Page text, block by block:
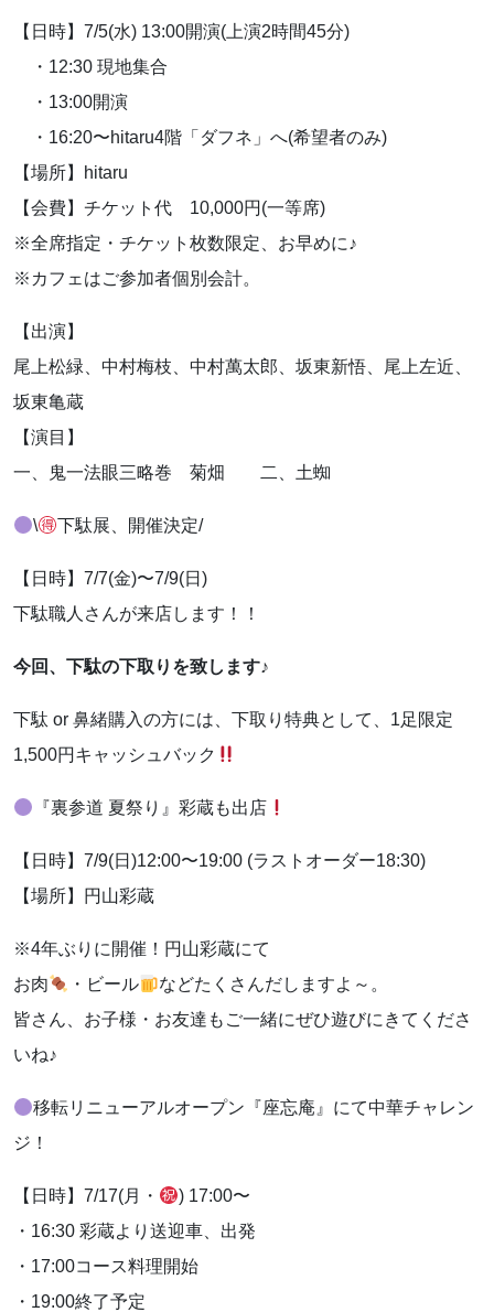
お問い合わせはこちらから
着物・着付け教室についてなど
よくあるご質問
アクセス
会社概要
ポリシーに関して
【日時】7/5(水) 13:00開演(上演2時間45分)
・12:30 現地集合
・13:00開演
・16:20〜hitaru4階「ダフネ」へ(希望者のみ)
【場所】hitaru
【会費】チケット代 10,000円(一等席)
※全席指定・チケット枚数限定、お早めに♪
※カフェはご参加者個別会計。
【出演】
尾上松緑、中村梅枝、中村萬太郎、坂東新悟、尾上左近、
坂東亀蔵
【演目】
一、鬼一法眼三略巻 菊畑 二、土蜘
\ 下駄展、開催決定/
【日時】7/7(金)〜7/9(日)
下駄職人さんが来店します！！
今回、下駄の下取りを致します♪
下駄 or 鼻緒購入の方には、下取り特典として、1足限定
1,500円キャッシュバック
『裏参道 夏祭り』彩蔵も出店
【日時】7/9(日)12:00〜19:00 (ラストオーダー18:30)
【場所】円山彩蔵
※4年ぶりに開催！円山彩蔵にて
お肉
・ビール
などたくさんだしますよ～。
皆さん、お子様・お友達もご一緒にぜひ遊びにきてくださ
いね♪
移転リニューアルオープン『座忘庵』にて中華チャレン
ジ！
【日時】7/17(月・
) 17:00〜
・16:30 彩蔵より送迎車、出発
・17:00コース料理開始
・19:00終了予定